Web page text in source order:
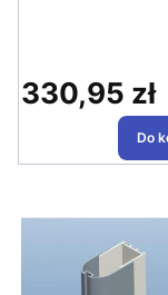
Cena
330,95 zł
Do